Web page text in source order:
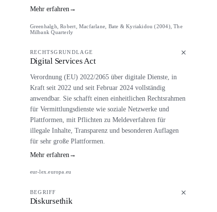
Mehr erfahren→
Greenhalgh, Robert, Macfarlane, Bate & Kyriakidou (2004), The
Milbank Quarterly
RECHTSGRUNDLAGE
Digital Services Act
Verordnung (EU) 2022/2065 über digitale Dienste, in
Kraft seit 2022 und seit Februar 2024 vollständig
anwendbar. Sie schafft einen einheitlichen Rechtsrahmen
für Vermittlungsdienste wie soziale Netzwerke und
Plattformen, mit Pflichten zu Meldeverfahren für
illegale Inhalte, Transparenz und besonderen Auflagen
für sehr große Plattformen.
Mehr erfahren→
eur-lex.europa.eu
BEGRIFF
Diskursethik